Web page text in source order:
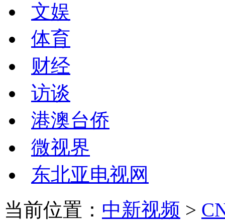
文娱
体育
财经
访谈
港澳台侨
微视界
东北亚电视网
当前位置： 中新视频 >